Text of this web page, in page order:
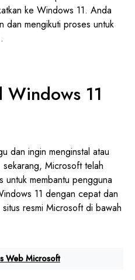
ke Windows 11. Anda
dan mengikuti proses untuk
Windows 11
dan ingin menginstal atau
Microsoft telah
untuk membantu pengguna
11 dengan cepat dan
resmi Microsoft di bawah
Web Microsoft